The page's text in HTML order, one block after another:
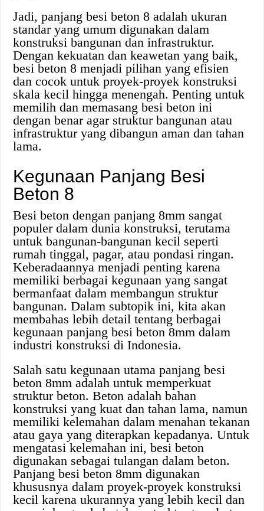
Jadi, panjang besi beton 8 adalah ukuran
standar yang umum digunakan dalam
konstruksi bangunan dan infrastruktur.
Dengan kekuatan dan keawetan yang baik,
besi beton 8 menjadi pilihan yang efisien
dan cocok untuk proyek-proyek konstruksi
skala kecil hingga menengah. Penting untuk
memilih dan memasang besi beton ini
dengan benar agar struktur bangunan atau
infrastruktur yang dibangun aman dan tahan
lama.
Kegunaan Panjang Besi
Beton 8
Besi beton dengan panjang 8mm sangat
populer dalam dunia konstruksi, terutama
untuk bangunan-bangunan kecil seperti
rumah tinggal, pagar, atau pondasi ringan.
Keberadaannya menjadi penting karena
memiliki berbagai kegunaan yang sangat
bermanfaat dalam membangun struktur
bangunan. Dalam subtopik ini, kita akan
membahas lebih detail tentang berbagai
kegunaan panjang besi beton 8mm dalam
industri konstruksi di Indonesia.
Salah satu kegunaan utama panjang besi
beton 8mm adalah untuk memperkuat
struktur beton. Beton adalah bahan
konstruksi yang kuat dan tahan lama, namun
memiliki kelemahan dalam menahan tekanan
atau gaya yang diterapkan kepadanya. Untuk
mengatasi kelemahan ini, besi beton
digunakan sebagai tulangan dalam beton.
Panjang besi beton 8mm digunakan
khususnya dalam proyek-proyek konstruksi
kecil karena ukurannya yang lebih kecil dan